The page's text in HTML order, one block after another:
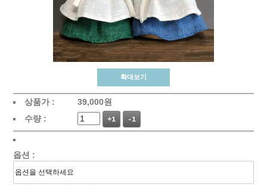
확대보기
상품가 : 39,000원
수량 :
+1 -1
옵션 :